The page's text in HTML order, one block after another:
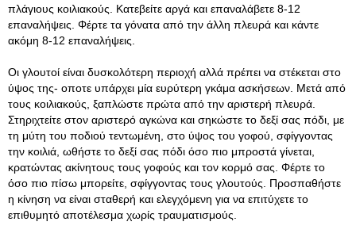
πλάγιους κοιλιακούς. Κατεβείτε αργά και επαναλάβετε 8-12
επαναλήψεις. Φέρτε τα γόνατα από την άλλη πλευρά και κάντε
ακόμη 8-12 επαναλήψεις.
Οι γλουτοί είναι δυσκολότερη περιοχή αλλά πρέπει να στέκεται στο
ύψος της- οποτε υπάρχει μία ευρύτερη γκάμα ασκήσεων. Μετά από
τους κοιλιακούς, ξαπλώστε πρώτα από την αριστερή πλευρά.
Στηριχτείτε στον αριστερό αγκώνα και σηκώστε το δεξί σας πόδι, με
τη μύτη του ποδιού τεντωμένη, στο ύψος του γοφού, σφίγγοντας
την κοιλιά, ωθήστε το δεξί σας πόδι όσο πιο μπροστά γίνεται,
κρατώντας ακίνητους τους γοφούς και τον κορμό σας. Φέρτε το
όσο πιο πίσω μπορείτε, σφίγγοντας τους γλουτούς. Προσπαθήστε
η κίνηση να είναι σταθερή και ελεγχόμενη για να επιτύχετε το
επιθυμητό αποτέλεσμα χωρίς τραυματισμούς.